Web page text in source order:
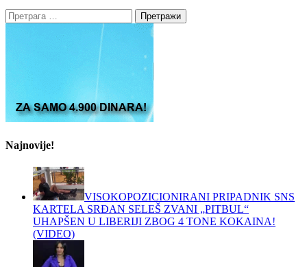
Претрага
за:
Najnovije!
VISOKOPOZICIONIRANI PRIPADNIK SNS
KARTELA SRĐAN SELEŠ ZVANI „PITBUL“
UHAPŠEN U LIBERIJI ZBOG 4 TONE KOKAINA!
(VIDEO)